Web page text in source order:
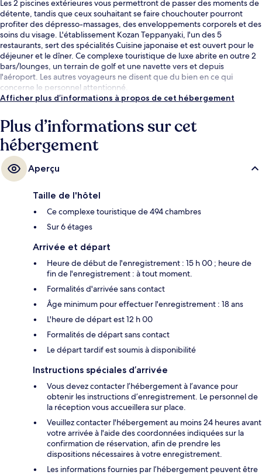
Les 2 piscines extérieures vous permettront de passer des moments de
détente, tandis que ceux souhaitant se faire chouchouter pourront
profiter des dépresso-massages, des enveloppements corporels et des
soins du visage. L'établissement Kozan Teppanyaki, l'un des 5
restaurants, sert des spécialités Cuisine japonaise et est ouvert pour le
déjeuner et le dîner. Ce complexe touristique de luxe abrite en outre 2
bars/lounges, un terrain de golf et une navette vers et depuis
l'aéroport. Les autres voyageurs ne disent que du bien en ce qui
concerne le personnel attentionné.
Afficher plus d’informations à propos de cet hébergement
Plus d’informations sur cet
hébergement
Aperçu
Taille de l'hôtel
Ce complexe touristique de 494 chambres
Sur 6 étages
Arrivée et départ
Heure de début de l'enregistrement : 15 h 00 ; heure de
fin de l'enregistrement : à tout moment.
Formalités d'arrivée sans contact
Âge minimum pour effectuer l'enregistrement : 18 ans
L'heure de départ est 12 h 00
Formalités de départ sans contact
Le départ tardif est soumis à disponibilité
Instructions spéciales d’arrivée
Vous devez contacter l’hébergement à l’avance pour
obtenir les instructions d’enregistrement. Le personnel de
la réception vous accueillera sur place.
Veuillez contacter l'hébergement au moins 24 heures avant
votre arrivée à l'aide des coordonnées indiquées sur la
confirmation de réservation, afin de prendre les
dispositions nécessaires à votre enregistrement.
Les informations fournies par l’hébergement peuvent être